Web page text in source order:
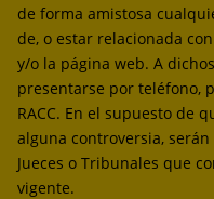
de forma amistosa
de, o estar relacionada
y/o la página web. A
presentarse por teléfono,
RACC. En el supuesto de
alguna controversia,
Jueces o Tribunales que
vigente.